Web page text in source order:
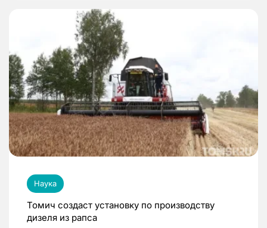
Наука
Томич создаст установку по производству
дизеля из рапса